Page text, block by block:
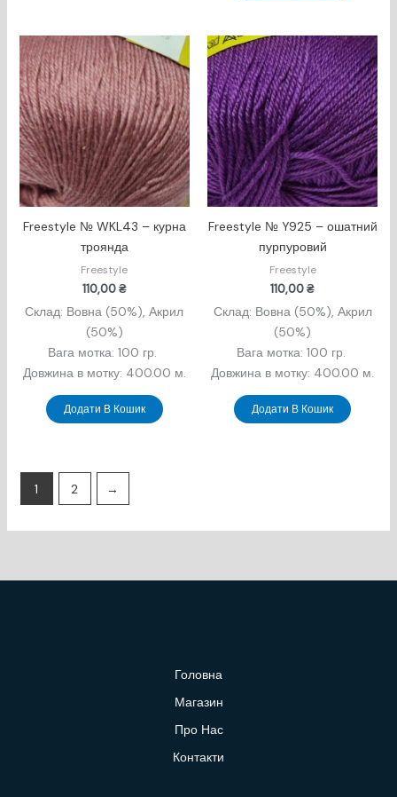
Freestyle № WKL43 – курна
троянда
Freestyle
110,00₴
Склад: Вовна (50%), Акрил
(50%)
Вага мотка: 100 гр.
Довжина в мотку: 400.00 м.
Додати В Кошик
Freestyle № Y925 – ошатний
пурпуровий
Freestyle
110,00₴
Склад: Вовна (50%), Акрил
(50%)
Вага мотка: 100 гр.
Довжина в мотку: 400.00 м.
Додати В Кошик
1 2 →
Головна
Магазин
Про Нас
Контакти